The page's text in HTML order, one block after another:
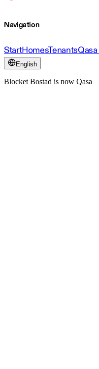
Navigation
StartHomesTenants
English
Blocket Bostad is now Qasa